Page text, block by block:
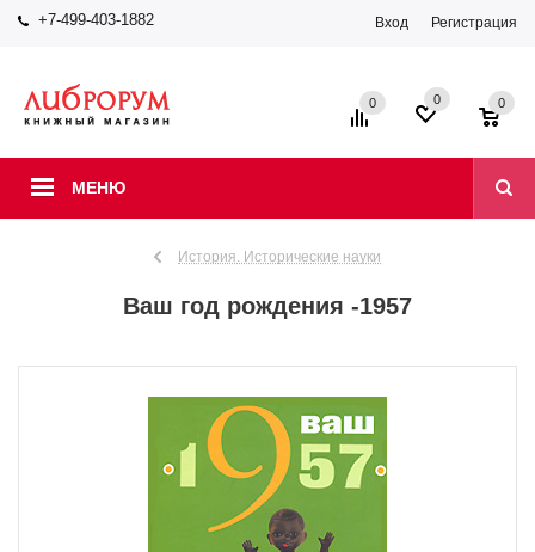
+7-499-403-1882 Вход Регистрация
МЕНЮ
0 0 0
История. Исторические науки
Ваш год рождения -1957